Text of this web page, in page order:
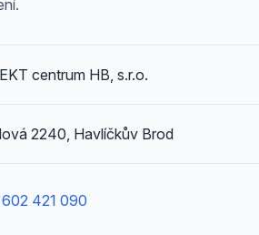
centrum HB, s.r.o.
2240, Havlíčkův Brod
421 090